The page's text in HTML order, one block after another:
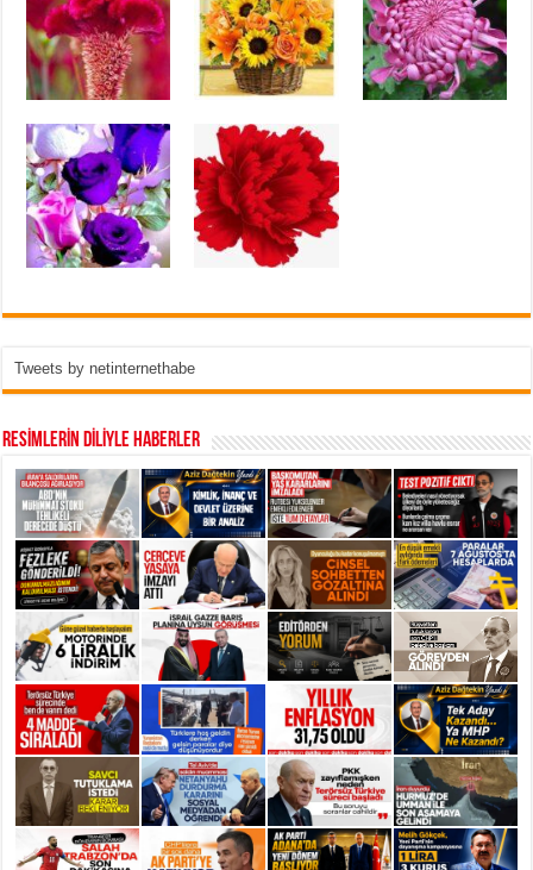
Tweets by netinternethabe
RESİMLERİN DİLİYLE HABERLER